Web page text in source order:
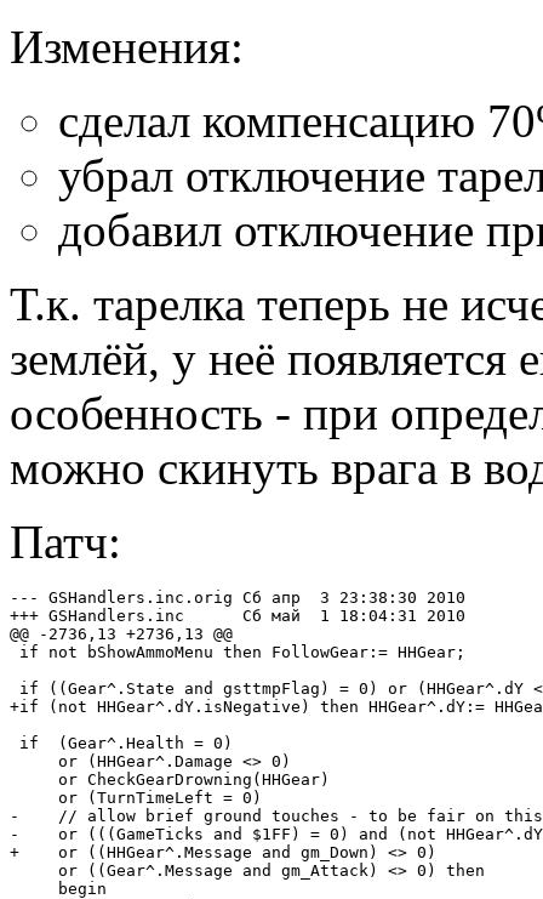
Изменения:
сделал компенсацию
убрал отключение
добавил отключение
Т.к. тарелка теперь не
землёй, у неё появляется
особенность - при
можно скинуть врага в
Патч:
--- GSHandlers.inc.orig Сб апр  3 23:38:30 2010
+++ GSHandlers.inc      Сб май  1 18:04:31 2010
@@ -2736,13 +2736,13 @@
if not bShowAmmoMenu then FollowGear:= HHGear;
if ((Gear^.State and gsttmpFlag) = 0) or (HHGear^.dY <
+if (not HHGear^.dY.isNegative) then HHGear^.dY:=
if  (Gear^.Health = 0)
     or (HHGear^.Damage <> 0)
     or CheckGearDrowning(HHGear)
     or (TurnTimeLeft = 0)
-    // allow brief ground touches - to be fair on this,
-    or (((GameTicks and $1FF) = 0) and (not
+    or ((HHGear^.Message and gm_Down) <> 0)
     or ((Gear^.Message and gm_Attack) <> 0) then
     begin